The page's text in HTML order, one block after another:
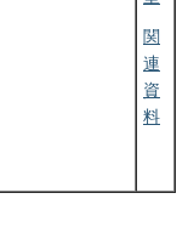
関
連
資
料